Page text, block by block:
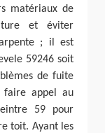
matériaux de
et éviter
; il est
59246 soit
de fuite
faire appel au
59 pour
toit. Ayant les